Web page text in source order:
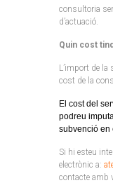
consultoria
d’actuació.
Quin cost
L’import de la
cost de la
El cost del
podreu
subvenció en
Si hi esteu
electrònic a:
contacte amb